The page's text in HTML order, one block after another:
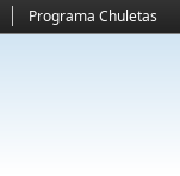
Programa Chuletas